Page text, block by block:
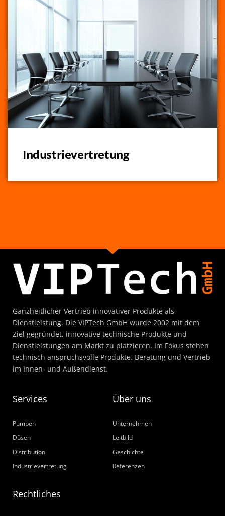
Industrievertretung
Ganzheitlicher Vertrieb innovativer Produkte als
Dienstleistung. Die VIPTech GmbH wurde 2002 mit dem
Ziel gegründet, innovative technische Produkte und
Dienstleistungen am Markt zu platzieren. Im Fokus stehen
technisch anspruchsvolle Produkte. Beratung und Vertrieb
im Innen- und Außendienst.
Services
Pumpen
Düsen
Distribution
Industrievertretung
Über uns
Unternehmen
Leitbild
Geschichte
Referenzen
Rechtliches